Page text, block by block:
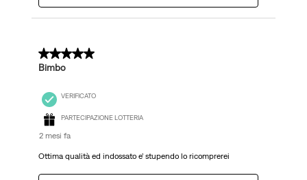
5 su 5 stelle.
Bimbo
VERIFICATO
PARTECIPAZIONE LOTTERIA
2 mesi fa
Ottima qualità ed indossato e’ stupendo lo ricomprerei